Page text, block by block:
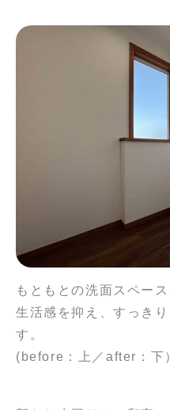
もともとの洗面スペー
生活感を抑え、すっき
す。
(before：上／after：下